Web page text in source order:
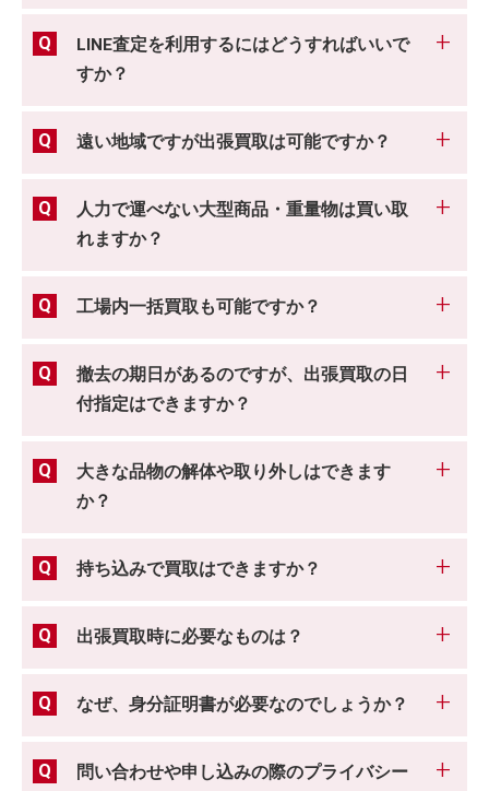
LINE査定を利用するにはどうすればいいで
すか？
遠い地域ですが出張買取は可能ですか？
人力で運べない大型商品・重量物は買い取
れますか？
工場内一括買取も可能ですか？
撤去の期日があるのですが、出張買取の日
付指定はできますか？
大きな品物の解体や取り外しはできます
か？
持ち込みで買取はできますか？
出張買取時に必要なものは？
なぜ、身分証明書が必要なのでしょうか？
問い合わせや申し込みの際のプライバシー